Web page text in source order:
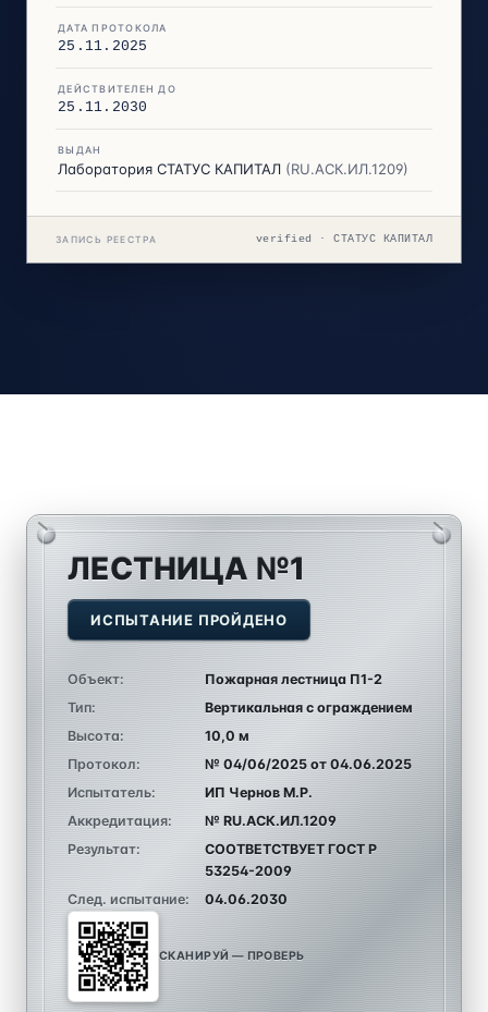
ДАТА ПРОТОКОЛА
25.11.2025
ДЕЙСТВИТЕЛЕН ДО
25.11.2030
ВЫДАН
Лаборатория СТАТУС КАПИТАЛ (RU.АСК.ИЛ.1209)
ЗАПИСЬ РЕЕСТРА verified · СТАТУС КАПИТАЛ
ЛЕСТНИЦА №1
ИСПЫТАНИЕ ПРОЙДЕНО
Объект:
Пожарная лестница П1-2
Тип:
Вертикальная с ограждением
Высота:
10,0 м
Протокол:
№ 04/06/2025 от 04.06.2025
Испытатель:
ИП Чернов М.Р.
Аккредитация:
№ RU.АСК.ИЛ.1209
Результат:
СООТВЕТСТВУЕТ ГОСТ Р
53254-2009
След. испытание:
04.06.2030
СКАНИРУЙ — ПРОВЕРЬ